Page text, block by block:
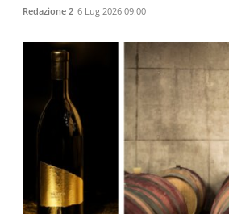
Redazione 2 6 Lug 2026 09:00